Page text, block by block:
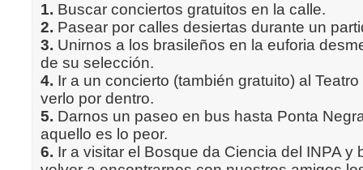
1. Buscar conciertos gratuitos en la calle.
2. Pasear por calles desiertas durante un
3. Unirnos a los brasileños en la euforia
de su selección.
4. Ir a un concierto (también gratuito) al
verlo por dentro.
5. Darnos un paseo en bus hasta Ponta
aquello es lo peor.
6. Ir a visitar el Bosque da Ciencia del INPA